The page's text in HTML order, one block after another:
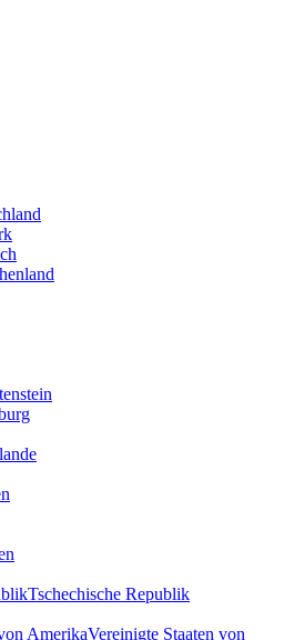
Tschechische Republik
Vereinigte Staaten von